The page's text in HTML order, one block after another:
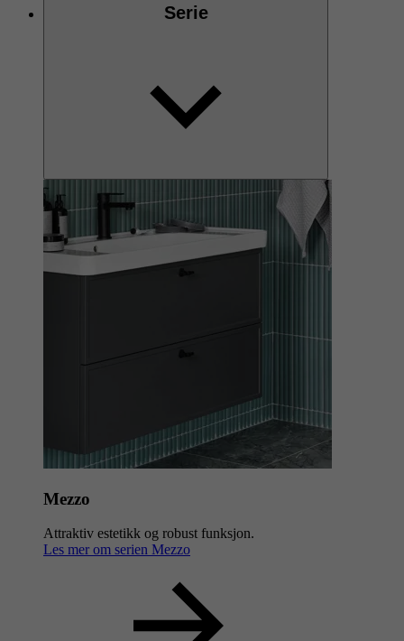
Serie
Mezzo
Attraktiv estetikk og robust funksjon.
Les mer om serien Mezzo